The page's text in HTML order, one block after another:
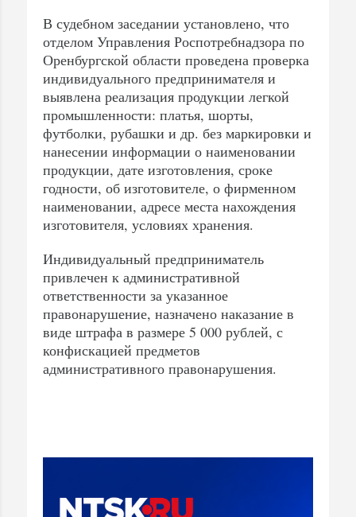
В судебном заседании установлено, что
отделом Управления Роспотребнадзора по
Оренбургской области проведена проверка
индивидуального предпринимателя и
выявлена реализация продукции легкой
промышленности: платья, шорты,
футболки, рубашки и др. без маркировки и
нанесении информации о наименовании
продукции, дате изготовления, сроке
годности, об изготовителе, о фирменном
наименовании, адресе места нахождения
изготовителя, условиях хранения.
Индивидуальный предприниматель
привлечен к административной
ответственности за указанное
правонарушение, назначено наказание в
виде штрафа в размере 5 000 рублей, с
конфискацией предметов
административного правонарушения.